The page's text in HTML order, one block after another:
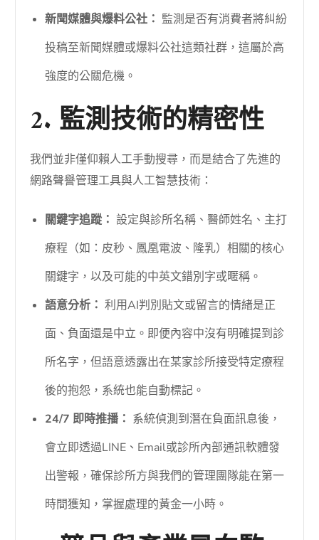
新聞媒體與爆料公社： 監測是否有消費者將糾紛
投稿至新聞媒體或爆料公社這類社群，這屬於高
強度的公關危機。
2. 監測技術的精密性
我們並非僅仰賴人工手動搜尋，而是結合了先進的
網路聲譽管理工具與人工智慧技術：
關鍵字追蹤： 設定與診所名稱、醫師姓名、主打
療程（如：皮秒、鳳凰電波、隆乳）相關的核心
關鍵字，以及可能的中英文錯別字或暱稱。
語意分析： 利用AI判別貼文或留言的情緒是正
面、負面還是中立。即便內容中沒有明確提到診
所名字，但語意透露出在某家診所接受特定療程
後的抱怨，系統也能自動標記。
24/7 即時推播： 系統偵測到潛在負面訊息後，
會立即透過LINE、Email或診所內部通訊軟體發
出警報，確保診所方與我們的管理團隊能在第一
時間獲知，掌握處理的黃金一小時。